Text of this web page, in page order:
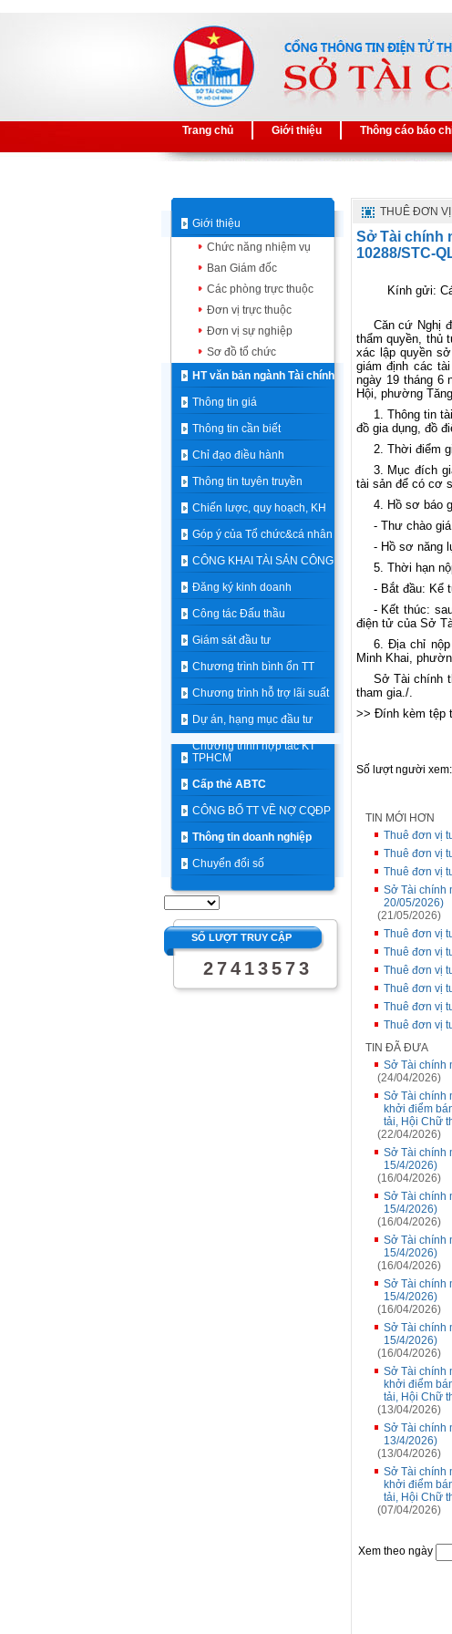
Trang chủ Giới thiệu Thông cáo báo
Giới thiệu
Chức năng nhiệm vụ
Ban Giám đốc
Các phòng trực thuộc
Đơn vị trực thuộc
Đơn vị sự nghiệp
Sơ đồ tổ chức
HT văn bản ngành Tài chính
Thông tin giá
Thông tin cần biết
Chỉ đạo điều hành
Thông tin tuyên truyền
Chiến lược, quy hoạch, KH
Góp ý của Tổ chức&cá nhân
CÔNG KHAI TÀI SẢN CÔNG
Đăng ký kinh doanh
Công tác Đấu thầu
Giám sát đầu tư
Chương trình bình ổn TT
Chương trình hỗ trợ lãi suất
Dự án, hạng mục đầu tư
Chương trình hợp tác KT
TPHCM
Cấp thẻ ABTC
CÔNG BỐ TT VỀ NỢ CQĐP
Thông tin doanh nghiệp
Chuyển đổi số
SỐ LƯỢT TRUY CẬP
2 7 4 1 3 5 7 3
THUÊ ĐƠN
Sở Tài chính
10288/STC-
Kính gửi:
Căn cứ Nghị
thẩm quyền, thủ
xác lập quyền
giám định các
ngày 19 tháng 6
Hội, phường
1. Thông tin
đồ gia dụng, đồ
2. Thời điểm
3. Mục đích
tài sản để có cơ
4. Hồ sơ báo
- Thư chào
- Hồ sơ năng
5. Thời hạn
- Bắt đầu: Kể
- Kết thúc:
điện tử của Sở
6. Địa chỉ
Minh Khai,
Sở Tài chính
tham gia./.
>> Đính kèm tệp
Số lượt người
TIN MỚI HƠN
Thuê đơn vị
Thuê đơn vị
Thuê đơn vị
Sở Tài chính
20/05/2026)
(21/05/2026)
Thuê đơn vị
Thuê đơn vị
Thuê đơn vị
Thuê đơn vị
Thuê đơn vị
Thuê đơn vị
TIN ĐÃ ĐƯA
Sở Tài chính
(24/04/2026)
Sở Tài chính
khởi điểm
tải, Hội Chữ
(22/04/2026)
Sở Tài chính
15/4/2026)
(16/04/2026)
Sở Tài chính
15/4/2026)
(16/04/2026)
Sở Tài chính
15/4/2026)
(16/04/2026)
Sở Tài chính
15/4/2026)
(16/04/2026)
Sở Tài chính
15/4/2026)
(16/04/2026)
Sở Tài chính
khởi điểm
tải, Hội Chữ
(13/04/2026)
Sở Tài chính
13/4/2026)
(13/04/2026)
Sở Tài chính
khởi điểm
tải, Hội Chữ
(07/04/2026)
Xem theo ngày